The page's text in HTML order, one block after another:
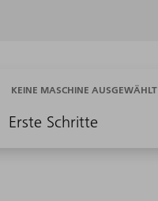
Erste Schritte
KEINE MASCHINE AUSGEWÄHLT